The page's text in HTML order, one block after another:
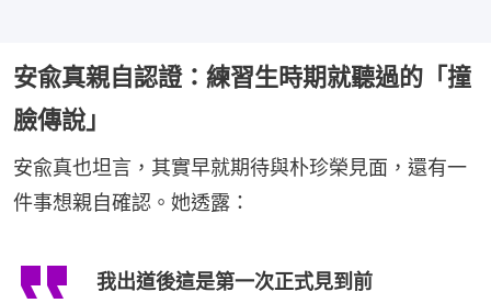
安兪真親自認證：練習生時期就聽過的「撞
臉傳說」
安兪真也坦言，其實早就期待與朴珍榮見面，還有一
件事想親自確認。她透露：
我出道後這是第一次正式見到前